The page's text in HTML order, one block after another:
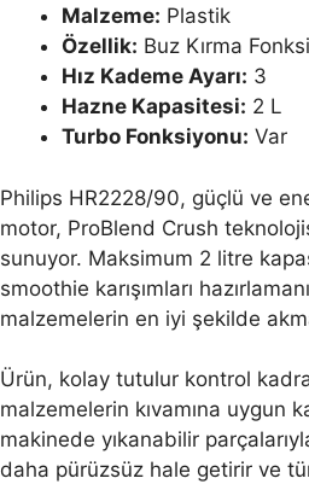
Malzeme: Plastik
Özellik: Buz Kırma
Hız Kademe Ayarı: 3
Hazne Kapasitesi: 2 L
Turbo Fonksiyonu: Var
Philips HR2228/90, güçlü ve
motor, ProBlend Crush
sunuyor. Maksimum 2 litre
smoothie karışımları
malzemelerin en iyi şekilde
Ürün, kolay tutulur kontrol
malzemelerin kıvamına uygun
makinede yıkanabilir
daha pürüzsüz hale getirir ve